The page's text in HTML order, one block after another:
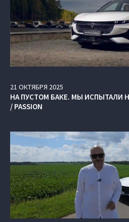
21 ОКТЯБРЯ 2025
НА ПУСТОМ БАКЕ. МЫ ИСПЫТАЛИ
/ PASSION